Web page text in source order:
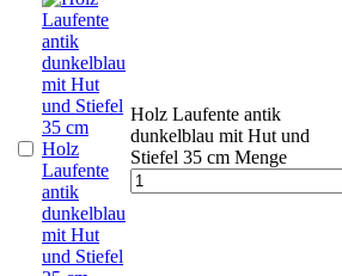
Holz
Laufente
antik
dunkelblau
mit Hut
und Stiefel
Holz Laufente antik
dunkelblau mit Hut und
Stiefel 35 cm Menge